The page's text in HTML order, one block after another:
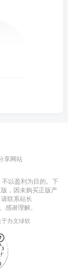
享网站
以盈利为目的。下
，因未购买正版产
联系站长
感谢理解。
于办文绿软